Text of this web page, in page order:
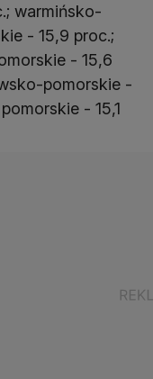
warmińsko-
- 15,9 proc.;
- 15,6
pomorskie -
- 15,1